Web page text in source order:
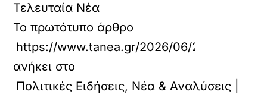
Τελευταία Νέα
Το πρωτότυπο άρθρο
https://www.tanea.gr/2026/06/29/politics/
ανήκει στο
Πολιτικές Ειδήσεις, Νέα & Αναλύσεις |